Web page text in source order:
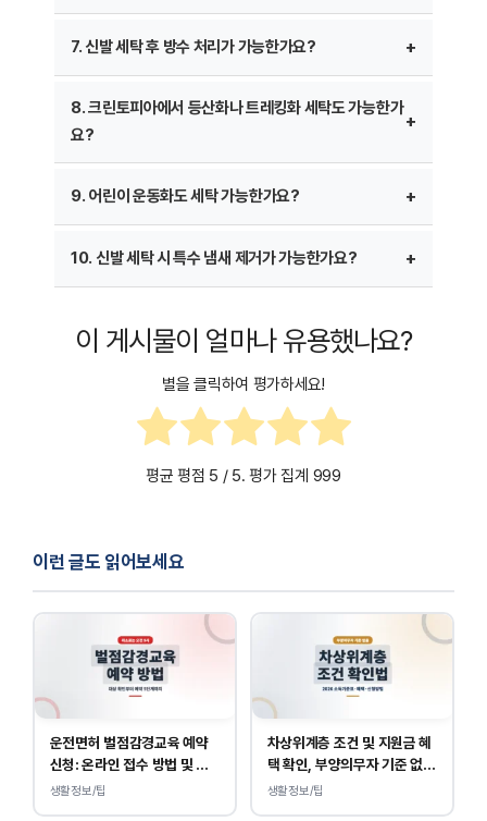
합니다.
최적화합니다.
습도가 높은 날씨에는 건조 시간이 길어질 수 있으므로, 미리
세탁 일정을 계획하는 것이 좋습니다.
만약 급하게 신발을 받아야 하는 경우 추가 비용을 내고 당일
다를 수 있으므로 미리 문의하는 것이 좋습니다.
크린토피아에서는 특수 세척제를 사용하여 신발의 얼룩을
제거율이 떨어질 수 있습니다.
7. 신발 세탁 후 방수 처리가 가능한가요?
일부 크린토피아 매장에서는 신발 세탁 후 방수 코팅 처리를
신발에는 방수 처리를 추천드립니다.
8. 크린토피아에서 등산화나 트레킹화 세탁도 가능한가
요?
네, 등산화 및 트레킹화도 세탁이 가능합니다. 일반적인
등산화 세탁 비용은 보통 15,000원~20,000원이며, 방수
9. 어린이 운동화도 세탁 가능한가요?
어린이 운동화도 세탁 가능하며, 일반 성인 운동화보다 작은
10. 신발 세탁 시 특수 냄새 제거가 가능한가요?
과정을 거치며, 땀 냄새나 곰팡이 냄새를 줄일 수 있습니다.
하지만 심한 냄새의 경우 한 번의 세탁으로 완전히 제거되지
않을 수 있으며, 추가적인 탈취 서비스가 필요할 수도
이 게시물이 얼마나 유용했나요?
별을 클릭하여 평가하세요!
평균 평점 5 / 5. 평가 집계 999
이런 글도 읽어보세요
운전면허 벌점감경교육 예약
신청: 온라인 접수 방법 및 비
용 안내
생활정보/팁
차상위계층 조건 및 지원금 혜
택 확인, 부양의무자 기준 없
이 소득, 재산만 봅니다.
생활정보/팁